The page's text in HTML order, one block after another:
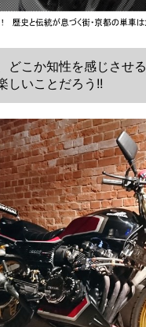
どこか知性を感じさせ
しいことだろう!!